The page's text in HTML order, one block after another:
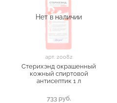
Нет в наличии
арт. 20082
Стерихэнд окрашенный
кожный спиртовой
антисептик 1 л
733 руб.